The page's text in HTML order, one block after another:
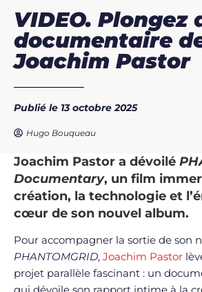
VIDEO. Plongez
documentaire
Joachim Pastor
Publié le 13 octobre 2025
Hugo Bouqueau
Joachim Pastor a dévoilé
Documentary, un film
création, la technologie et
cœur de son nouvel album.
Pour accompagner la sortie de son
PHANTOMGRID, Joachim Pastor
projet parallèle fascinant : un